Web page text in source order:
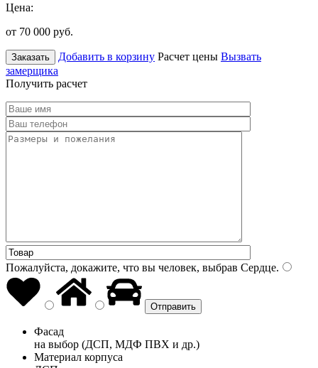
Цена:
от 70 000 руб.
Заказать Добавить в корзину Расчет цены Вызвать
замерщика
Получить расчет
Пожалуйста, докажите, что вы человек, выбрав Сердце.
Фасад
на выбор (ДСП, МДФ ПВХ и др.)
Материал корпуса